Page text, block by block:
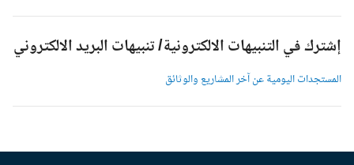
إشترك في التنبيهات الالكترونية/ تنبيهات البريد الالكتروني
المستجدات اليومية عن آخر المشاريع والوثائق